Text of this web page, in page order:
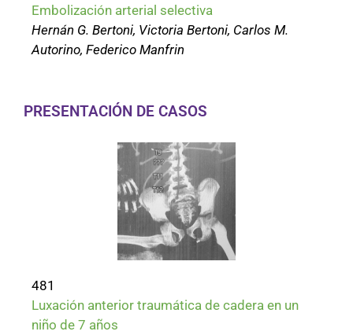
Embolización arterial selectiva
Hernán G. Bertoni, Victoria Bertoni, Carlos M.
Autorino, Federico Manfrin
PRESENTACIÓN DE CASOS
481
Luxación anterior traumática de cadera en un
niño de 7 años